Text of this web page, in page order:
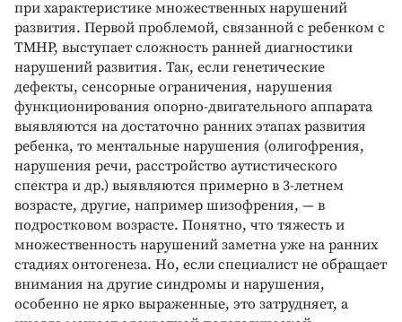
при характеристике множественных нарушений
развития. Первой проблемой, связанной с ребенком с
ТМНР, выступает сложность ранней диагностики
нарушений развития. Так, если генетические
дефекты, сенсорные ограничения, нарушения
функционирования опорно-двигательного аппарата
выявляются на достаточно ранних этапах развития
ребенка, то ментальные нарушения (олигофрения,
нарушения речи, расстройство аутистического
спектра и др.) выявляются примерно в 3-летнем
возрасте, другие, например шизофрения, — в
подростковом возрасте. Понятно, что тяжесть и
множественность нарушений заметна уже на ранних
стадиях онтогенеза. Но, если специалист не обращает
внимания на другие синдромы и нарушения,
особенно не ярко выраженные, это затрудняет, а